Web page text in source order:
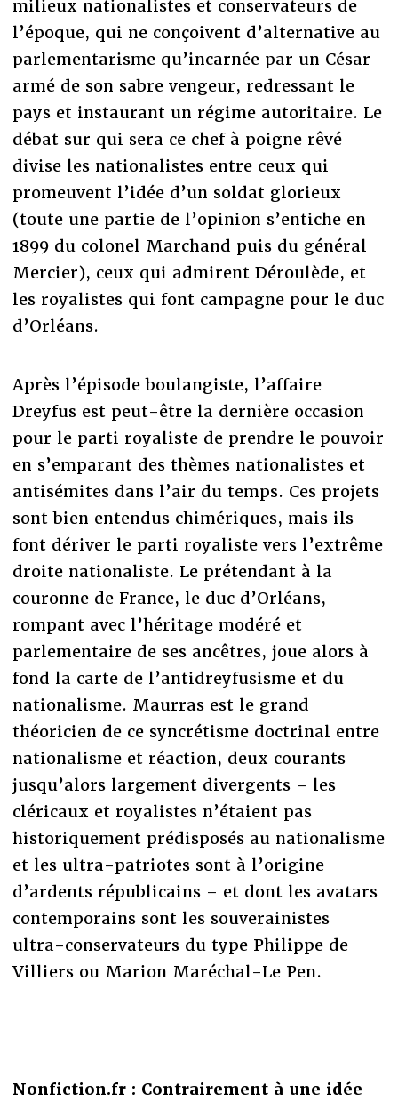
milieux nationalistes et conservateurs de
l’époque, qui ne conçoivent d’alternative au
parlementarisme qu’incarnée par un César
armé de son sabre vengeur, redressant le
pays et instaurant un régime autoritaire. Le
débat sur qui sera ce chef à poigne rêvé
divise les nationalistes entre ceux qui
promeuvent l’idée d’un soldat glorieux
(toute une partie de l’opinion s’entiche en
1899 du colonel Marchand puis du général
Mercier), ceux qui admirent Déroulède, et
les royalistes qui font campagne pour le duc
d’Orléans.
Après l’épisode boulangiste, l’affaire
Dreyfus est peut-être la dernière occasion
pour le parti royaliste de prendre le pouvoir
en s’emparant des thèmes nationalistes et
antisémites dans l’air du temps. Ces projets
sont bien entendus chimériques, mais ils
font dériver le parti royaliste vers l’extrême
droite nationaliste. Le prétendant à la
couronne de France, le duc d’Orléans,
rompant avec l’héritage modéré et
parlementaire de ses ancêtres, joue alors à
fond la carte de l’antidreyfusisme et du
nationalisme. Maurras est le grand
théoricien de ce syncrétisme doctrinal entre
nationalisme et réaction, deux courants
jusqu’alors largement divergents – les
cléricaux et royalistes n’étaient pas
historiquement prédisposés au nationalisme
et les ultra-patriotes sont à l’origine
d’ardents républicains – et dont les avatars
contemporains sont les souverainistes
ultra-conservateurs du type Philippe de
Villiers ou Marion Maréchal-Le Pen.
Nonfiction.fr : Contrairement à une idée